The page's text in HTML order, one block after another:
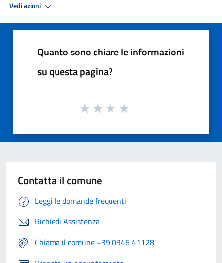
Vedi azioni
Quanto sono chiare le informazioni
su questa pagina?
Contatta il comune
Leggi le domande frequenti
Richiedi Assistenza
Chiama il comune +39 0346 41128